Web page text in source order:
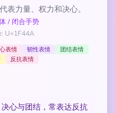
表力量、权力和决心。
/ 闭合手势
U+1F44A
表情 韧性表情
团结表情
反抗表情
心与团结，常表达反抗